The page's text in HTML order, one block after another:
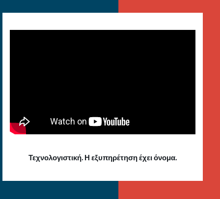
Τεχνολογιστική. Η εξυπηρέτηση έχει όνομα.